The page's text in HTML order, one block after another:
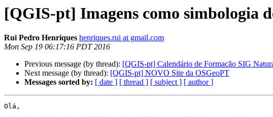
[QGIS-pt] Imagens como simbologia
Rui Pedro Henriques henriques.rui at gmail.com
Mon Sep 19 06:17:16 PDT 2016
Previous message (by thread): [QGIS-pt] Calendário de Formação SIG
Next message (by thread): [QGIS-pt] NOVO Site da OSGeoPT
Messages sorted by: [ date ] [ thread ] [ subject ] [ author ]
Olá,